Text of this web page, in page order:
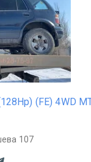
(FE) 4WD
107